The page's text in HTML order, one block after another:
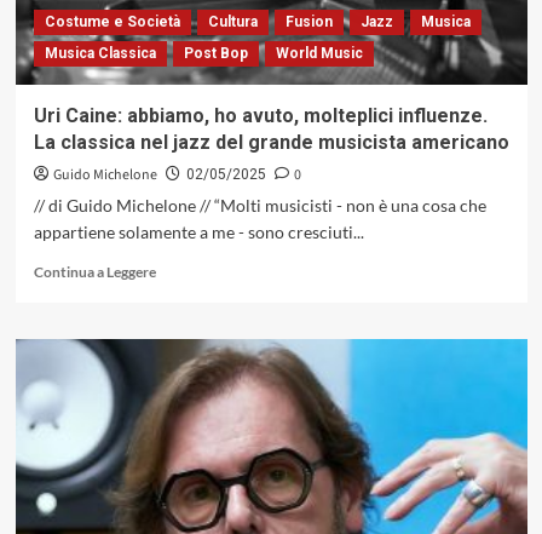
con
«From
End
To
(Alfa
Music,
2025)
Costume e Società Cultura Fusion Jazz
Musica
Musica Classica
Post Bop World Music
Uri Caine: abbiamo, ho avuto, molteplici influenze.
La classica nel jazz del grande musicista americano
Guido Michelone 02/05/2025
0
// di Guido Michelone // “Molti musicisti - non è una cosa che
appartiene solamente a me - sono cresciuti...
Continua a LeggereLeggi
su
Caine:
abbiamo,
ho
avuto,
molteplici
influenze.
La